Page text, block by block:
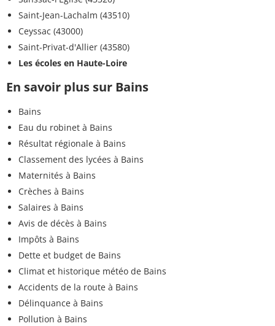
Saint-Jean-Lachalm (43510)
Ceyssac (43000)
Saint-Privat-d'Allier (43580)
Les écoles en Haute-Loire
En savoir plus sur Bains
Bains
Eau du robinet à Bains
Résultat régionale à Bains
Classement des lycées à Bains
Maternités à Bains
Crèches à Bains
Salaires à Bains
Avis de décès à Bains
Impôts à Bains
Dette et budget de Bains
Climat et historique météo de Bains
Accidents de la route à Bains
Délinquance à Bains
Pollution à Bains